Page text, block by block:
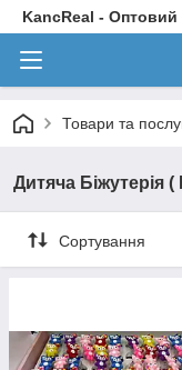
KancReal - Оптовий
Товари та
Дитяча Біжутерія (
Сортування